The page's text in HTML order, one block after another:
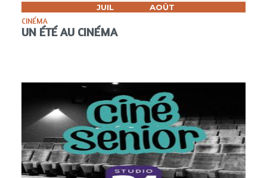
JUIL AOÛT
CINÉMA
UN ÉTÉ AU CINÉMA